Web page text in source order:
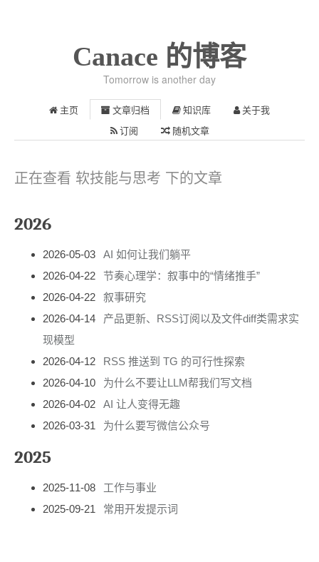
Canace 的博客
Tomorrow is another day
主页 文章归档 知识库 关于我
订阅 随机文章
正在查看 软技能与思考 下的文章
2026
2026-05-03
AI 如何让我们躺平
2026-04-22
节奏心理学：叙事中的“情绪推手”
2026-04-22
叙事研究
2026-04-14
产品更新、RSS订阅以及文件diff类需求实
现模型
2026-04-12
RSS 推送到 TG 的可行性探索
2026-04-10
为什么不要让LLM帮我们写文档
2026-04-02
AI 让人变得无趣
2026-03-31
为什么要写微信公众号
2025
2025-11-08
工作与事业
2025-09-21
常用开发提示词